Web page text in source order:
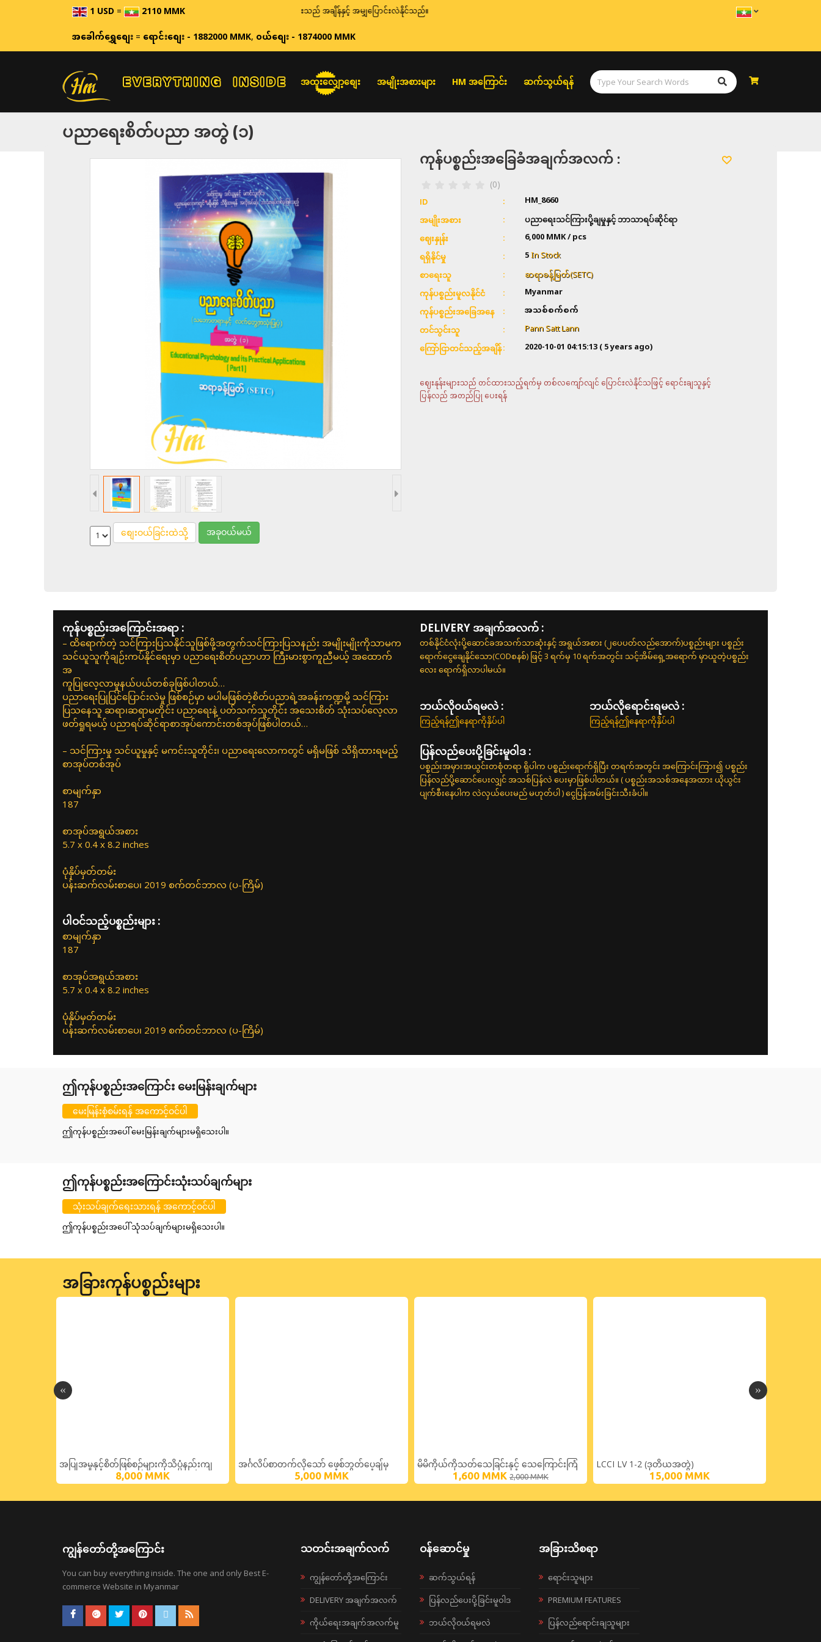
1 USD= 2110 MMK ဈေးနှုန်းများသည် အချိန်နှင့် အမျှပြောင်းလဲနိုင်သည်။
အခေါက်ရွှေစျေး=ရောင်းစျေး - 1882000 MMK,ဝယ်စျေး - 1874000 MMK
အထူးလျှော့စျေး အမျိုးအစားများ HM အကြောင်း ဆက်သွယ်ရန်
ပညာရေးစိတ်ပညာ အတွဲ (၁)
ကုန်ပစ္စည်းအခြေခံအချက်အလက် :
(0)
ID HM_8660
အမျိုးအစား
ပညာရေးသင်ကြားပို့ချမှုနှင့် ဘာသာရပ်ဆိုင်ရာ
ဈေးနှုန်း
6,000MMK / pcs
ရရှိနိုင်မှု 5In Stock
စာရေးသူ
ဆရာခန့်မြတ်(SETC)
ကုန်ပစ္စည်းမူလနိုင်ငံ
Myanmar
ကုန်ပစ္စည်းအခြေအနေ အသစ်စက်စက်
တင်သွင်းသူ Pann Satt Lann
ကြော်ငြာတင်သည့်အချိန် 2020-10-01 04:15:13( 5 years ago)
ဈေးနုန်းများသည် တင်ထားသည့်ရက်မှ တစ်လကျော်လျင် ပြောင်းလဲနိုင်သဖြင့် ရောင်းချသူနှင့်
ပြန်လည် အတည်ပြု ပေးရန်
စျေးဝယ်ခြင်းထဲသို့ အခုဝယ်မယ်
ကုန်ပစ္စည်းအကြောင်းအရာ :
– ထိရောက်တဲ့ သင်ကြားပြသနိုင်သူဖြစ်ဖို့အတွက်သင်ကြားပြသနည်း အမျိုးမျိုးကိုသာမက
သင်ယူသူကိုချဉ်းကပ်နိုင်ရေးမှာ ပညာရေးစိတ်ပညာဟာ ကြီးမားစွာကူညီမယ့် အထောက်
အ
ကူပြုလေ့လာမှုနယ်ပယ်တစ်ခုဖြစ်ပါတယ်…
ပညာရေးပြုပြင်ပြောင်းလဲမှု ဖြစ်စဉ်မှာ မပါမဖြစ်တဲ့စိတ်ပညာရဲ့အခန်းကဏ္ဍမို့ သင်ကြား
ပြသနေသူ ဆရာ၊ဆရာမတိုင်း ပညာရေးနဲ့ ပတ်သက်သူတိုင်း အသေးစိတ် သုံးသပ်လေ့လာ
ဖတ်ရှုရမယ့် ပညာရပ်ဆိုင်ရာစာအုပ်ကောင်းတစ်အုပ်ဖြစ်ပါတယ်…
– သင်ကြားမှု သင်ယူမှုနှင့် မကင်းသူတိုင်း၊ ပညာရေးလောကတွင် မရှိမဖြစ် သိရှိထားရမည့်
စာအုပ်တစ်အုပ်
စာမျက်နှာ
187
စာအုပ်အရွယ်အစား
5.7 x 0.4 x 8.2 inches
ပုံနှိပ်မှတ်တမ်း
ပန်းဆက်လမ်းစာပေ၊ 2019 စက်တင်ဘာလ (ပ-ကြိမ်)
ပါဝင်သည့်ပစ္စည်းများ :
စာမျက်နှာ
187
စာအုပ်အရွယ်အစား
5.7 x 0.4 x 8.2 inches
ပုံနှိပ်မှတ်တမ်း
ပန်းဆက်လမ်းစာပေ၊ 2019 စက်တင်ဘာလ (ပ-ကြိမ်)
DELIVERY အချက်အလက် :
တစ်နိုင်ငံလုံးပို့ဆောင်ခအသက်သာဆုံးနှင့် အရွယ်အစား (၂ပေပတ်လည်အောက်)ပစ္စည်းများ ပစ္စည်း
ရောက်ငွေချေနိုင်သော(CODစနစ်) ဖြင့် 3 ရက်မှ 10 ရက်အတွင်း သင့်အိမ်ရှေ့အရောက် မှာယူတဲ့ပစ္စည်း
လေး ရောက်ရှိလာပါမယ်။
ဘယ်လို၀ယ်ရမလဲ :
ကြည့်ရန်ဤနေရာကိုနှိပ်ပါ
ဘယ်လိုရောင်းရမလဲ :
ကြည့်ရန်ဤနေရာကိုနှိပ်ပါ
ပြန်လည်ပေးပို့ခြင်းမူဝါဒ :
ပစ္စည်းအမှားအယွင်းတစုံတရာ ရှိပါက ပစ္စည်းရောက်ရှိပြီး တရက်အတွင်း အကြောင်းကြား၍ ပစ္စည်း
ပြန်လည်ပို့ဆောင်ပေးလျှင် အသစ်ပြန်လဲ ပေးမှာဖြစ်ပါတယ်။ ( ပစ္စည်းအသစ်အနေအထား ယိုယွင်း
ပျက်စီးနေပါက လဲလှယ်ပေးမည် မဟုတ်ပါ ) ငွေပြန်အမ်းခြင်းသီးခံပါ။
ဤကုန်ပစ္စည်းအကြောင်း မေးမြန်းချက်များ
မေးမြန်းစုံစမ်းရန် အကောင့်ဝင်ပါ
ဤကုန်ပစ္စည်းအပေါ် မေးမြန်းချက်များမရှိသေးပါ။
ဤကုန်ပစ္စည်းအကြောင်းသုံးသပ်ချက်များ
သုံးသပ်ချက်ရေးသားရန် အကောင့်ဝင်ပါ
ဤကုန်ပစ္စည်းအပေါ် သုံသပ်ချက်များမရှိသေးပါ။
အခြားကုန်ပစ္စည်းများ
အပြုအမူနှင့်စိတ်ဖြစ်စဉ်များကိုသိပ္ပံနည်းကျ
8,000 MMK
အင်္ဂလိပ်စာတက်လိုသော် ဖေ့စ်ဘွတ်ပေ့ချ်မှ
5,000 MMK
မိမိကိုယ်ကိုသတ်သေခြင်းနှင့် သေကြောင်းကြံ
1,600 MMK 2,000 MMK
LCCI LV 1-2 (ဒုတိယအတွဲ)
15,000 MMK
ကျွန်တော်တို့အကြောင်း
You can buy everything inside. The one and only Best E-
commerce Website in Myanmar
သတင်းအချက်လက်
ကျွန်တော်တို့အကြောင်း
DELIVERY အချက်အလက်
ကိုယ်ရေးအချက်အလက်မူ
ဝန်ဆောင်မှု
ဆက်သွယ်ရန်
ပြန်လည်ပေးပို့ခြင်းမူဝါဒ
ဘယ်လို၀ယ်ရမလဲ
အခြားသိစရာ
ရောင်းသူများ
PREMIUM FEATURES
ပြန်လည်ရောင်းချသူများ